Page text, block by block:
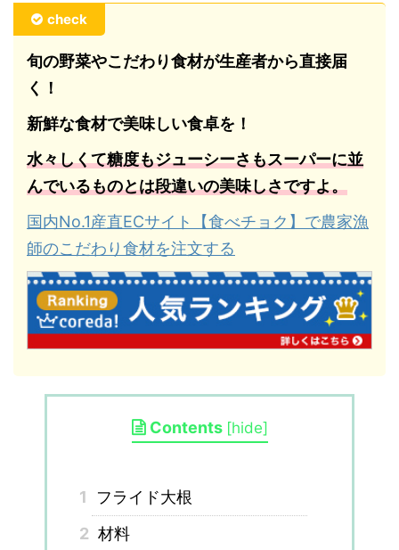
check
旬の野菜やこだわり食材が生産者から直接届
く！
新鮮な食材で美味しい食卓を！
水々しくて糖度もジューシーさもスーパーに並
んでいるものとは段違いの美味しさですよ。
国内No.1産直ECサイト【食べチョク】で農家漁
師のこだわり食材を注文する
Contents [hide]
1
フライド大根
2 材料